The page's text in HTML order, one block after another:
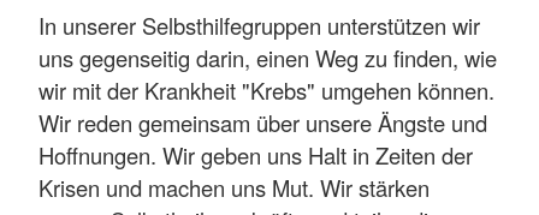
In unserer Selbsthilfegruppen unterstützen wir
uns gegenseitig darin, einen Weg zu finden, wie
wir mit der Krankheit "Krebs" umgehen können.
Wir reden gemeinsam über unsere Ängste und
Hoffnungen. Wir geben uns Halt in Zeiten der
Krisen und machen uns Mut. Wir stärken